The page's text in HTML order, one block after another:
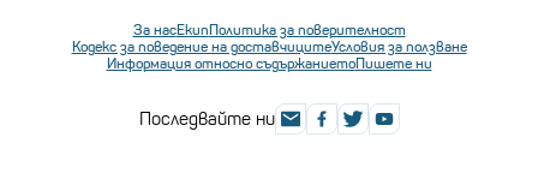
За насЕкипПолитика за поверителност
Кодекс за поведение на доставчицитеУсловия за ползване
Информация относно съдържаниетоПишете ни
Последвайте ни